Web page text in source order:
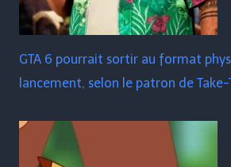
GTA 6 pourrait sortir au format
lancement, selon le patron de